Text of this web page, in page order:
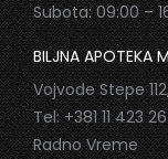
Subota: 09:00 –
BILJNA APOTEKA
Vojvode Stepe
Tel: +381 11 423
Radno Vreme